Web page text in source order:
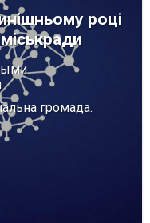
році
громада.